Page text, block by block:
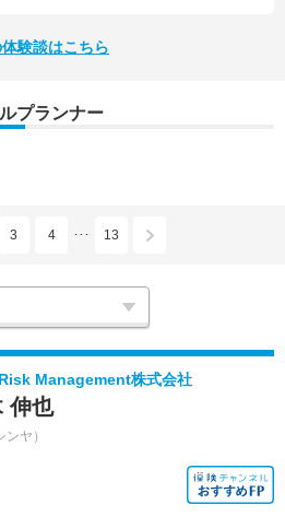
験談はこちら
プランナー
3 4 ･･･ 13
Management株式会社
伸也
ンヤ）